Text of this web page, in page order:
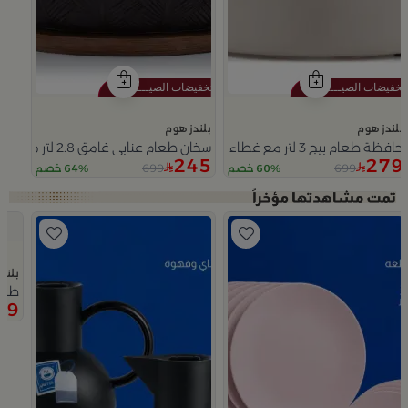
بلندز هوم
حافظة طعام بيج 3 لتر مع غطاء فضي من ملاذ
279
699 60% خصم
بلندز هوم
سخان طعام عنابي غامق 2.8 لتر مع مقبض نخلة من ملاذ
245
699 64% خصم
Slide 1 of 5